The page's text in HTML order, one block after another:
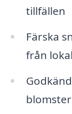
tillfällen
Färska
från